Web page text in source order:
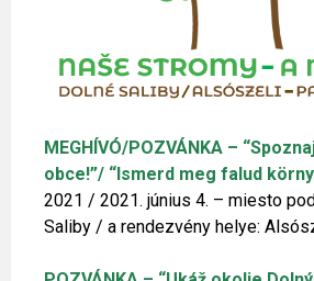
MEGHÍVÓ/POZVÁNKA –
obce!”/ “Ismerd meg falud
2021 / 2021. június 4. – miesto
Saliby / a rendezvény helye: